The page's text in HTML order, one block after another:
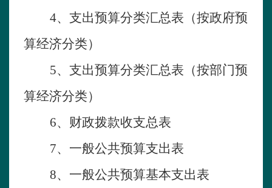
4、支出预算分类汇总表（按政府预
算经济分类）
5、支出预算分类汇总表（按部门预
算经济分类）
6、财政拨款收支总表
7、一般公共预算支出表
8、一般公共预算基本支出表